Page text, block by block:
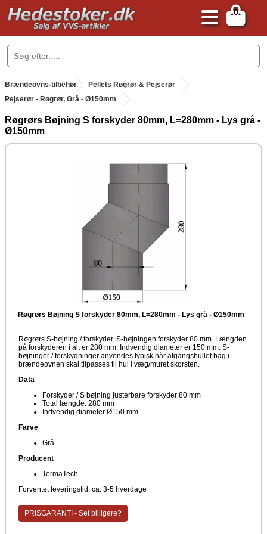
0
.
Brændeovns-tilbehør .
Pellets Røgrør & Pejserør
Pejserør - Røgrør, Grå - Ø150mm
Røgrørs Bøjning S forskyder 80mm, L=280mm - Lys grå -
Ø150mm
Røgrørs Bøjning S forskyder 80mm, L=280mm - Lys grå - Ø150mm
Røgrørs S-bøjning / forskyder. S-bøjningen forskyder 80 mm. Længden
på forskyderen i alt er 280 mm. Indvendig diameter er 150 mm. S-
bøjninger / forskydninger anvendes typisk når afgangshullet bag i
brændeovnen skal tilpasses til hul i væg/muret skorsten.
Data
Forskyder / S bøjning justerbare forskyder 80 mm
Total længde: 280 mm
Indvendig diameter Ø150 mm
Farve
Grå
Producent
TermaTech
Forventet leveringstid: ca. 3-5 hverdage
PRISGARANTI - Set billigere?